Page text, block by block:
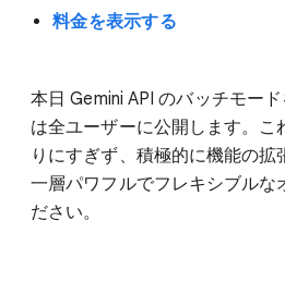
料金を表示する
本日 Gemini API のバッチモー
は全ユーザーに公開します。こ
りにすぎず、積極的に機能の拡
一層パワフルでフレキシブルな
ださい。